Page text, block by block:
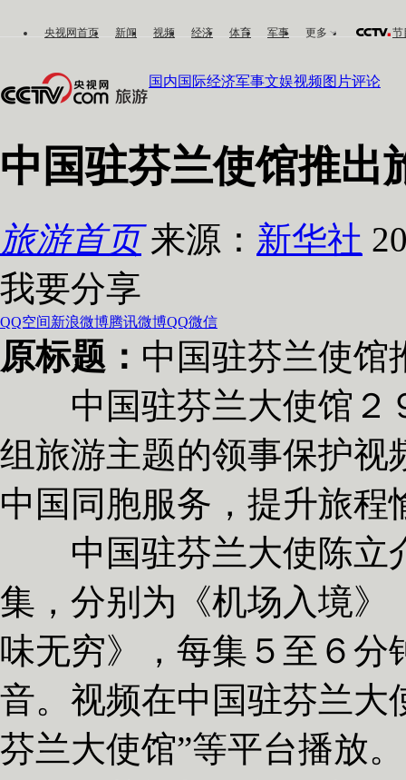
央视网首页 新闻 视频 经济 体育 军事 更多 节
国内国际经济军事文娱视频图片评论
中国驻芬兰使馆推出
旅游首页 来源： 新华社
我要分享
QQ空间新浪微博腾讯微博QQ微信
原标题： 中国驻芬兰使馆
中国驻芬兰大使馆２
组旅游主题的领事保护视
中国同胞服务，提升旅
中国驻芬兰大使陈立
集，分别为《机场入境》
味无穷》，每集５至６分
音。视频在中国驻芬兰大
芬兰大使馆”等平台播放